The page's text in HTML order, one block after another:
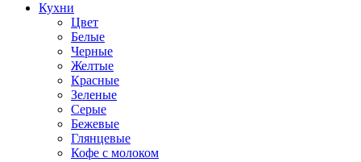
Кухни
Цвет
Белые
Черные
Желтые
Красные
Зеленые
Серые
Бежевые
Глянцевые
Кофе с молоком